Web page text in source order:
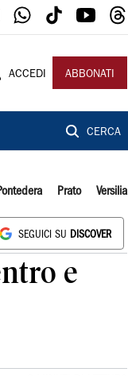
ACCEDI ABBONATI
CERCA
Prato Versilia
SEGUICI SU DISCOVER
e